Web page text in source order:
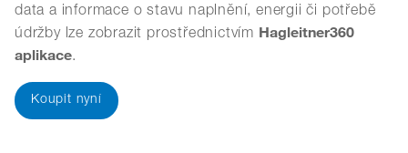
data a informace o stavu naplnění, energii či potřebě
údržby lze zobrazit prostřednictvím Hagleitner360
aplikace.
Koupit nyní